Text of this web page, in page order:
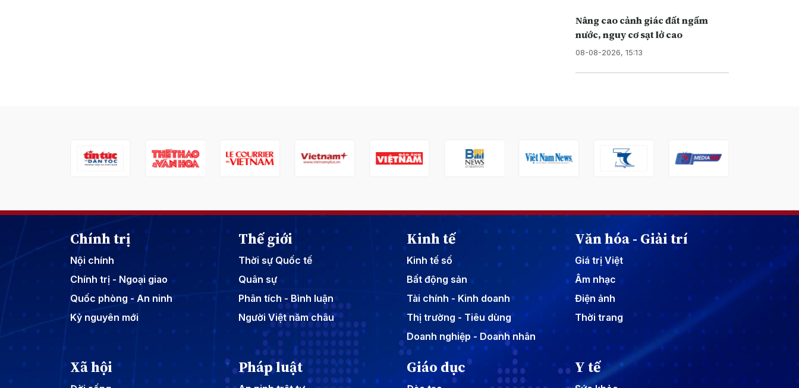
Nâng cao cảnh giác đất ngấm
nước, nguy cơ sạt lở cao
08-08-2026, 15:13
Chính trị
Nội chính
Chính trị - Ngoại giao
Quốc phòng - An ninh
Kỷ nguyên mới
Thế giới
Thời sự Quốc tế
Quân sự
Phân tích - Bình luận
Người Việt năm châu
Kinh tế
Kinh tế số
Bất động sản
Tài chính - Kinh doanh
Thị trường - Tiêu dùng
Doanh nghiệp - Doanh nhân
Văn hóa - Giải trí
Giá trị Việt
Âm nhạc
Điện ảnh
Thời trang
Xã hội Pháp luật Giáo dục Y tế